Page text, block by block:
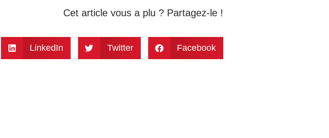
Cet article vous a plu ? Partagez-le !
LinkedIn Twitter Facebook